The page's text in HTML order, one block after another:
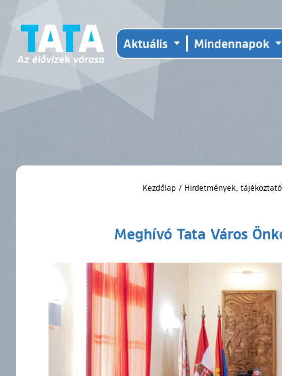
Aktuális Mindennapok
Kezdőlap / Hirdetmények,
Meghívó Tata Város